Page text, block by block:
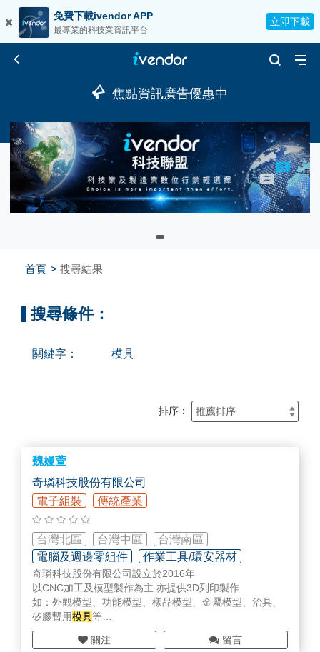
免費下載ivendor APP
最專業的科技業資訊平台
立即下載
焦點資訊廣告優惠中
首頁 搜尋結果
搜尋條件：
關鍵字： 模具
排序：
魏嫚萱
奇璘科技股份有限公司
電子組裝
傳統產業
台灣北區 台灣中區
台灣南區
電腦及週邊零組件
作業工具/環安器材
精密清洗/表面處理/翻修加工
奇璘科技股份有限公司設立於2016年
以CNC加工及模型製作為主 亦提供3D列印製作
如：外觀模型、功能模型、樣品模型、金屬模型、治具、
矽膠暫用模具等
並提供客製化與產品有關之材質選擇、外觀造型、
色彩計畫、品質強度及組裝精度的檢討與確認。
關注 留言